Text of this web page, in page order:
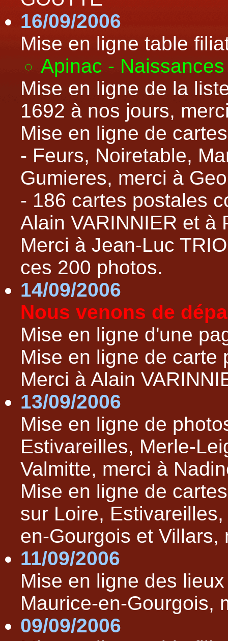
16/09/2006
Mise en ligne table
Apinac -
Mise en ligne de la
1692 à nos jours,
Mise en ligne de
- Feurs, Noiretable,
Gumieres, merci à
- 186 cartes postales
Alain VARINNIER et à
Merci à Jean-Luc
ces 200 photos.
14/09/2006
Nous venons de
Mise en ligne d'une
Mise en ligne de carte
Merci à Alain
13/09/2006
Mise en ligne de
Estivareilles, Merle-
Valmitte, merci à
Mise en ligne de
sur Loire,
en-Gourgois et Villars,
11/09/2006
Mise en ligne des
Maurice-en-Gourgois,
09/09/2006